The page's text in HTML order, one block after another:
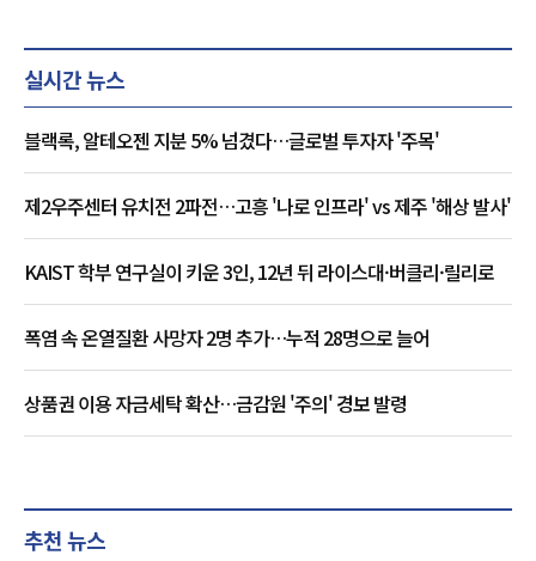
실시간 뉴스
블랙록, 알테오젠 지분 5% 넘겼다…글로벌 투자자 '주목'
제2우주센터 유치전 2파전…고흥 '나로 인프라' vs 제주 '해상 발사'
KAIST 학부 연구실이 키운 3인, 12년 뒤 라이스대·버클리·릴리로
폭염 속 온열질환 사망자 2명 추가…누적 28명으로 늘어
상품권 이용 자금세탁 확산…금감원 '주의' 경보 발령
추천 뉴스